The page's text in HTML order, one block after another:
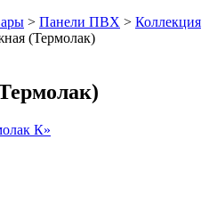
> Панели ПВХ > Коллекция
(Термолак)
К»